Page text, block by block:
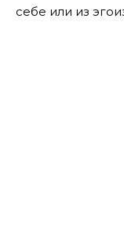
себе или из